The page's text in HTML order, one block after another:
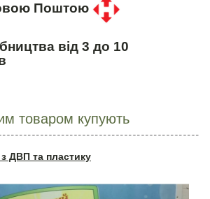
Поштою
від 3 до 10
товаром купують
ДВП та пластику